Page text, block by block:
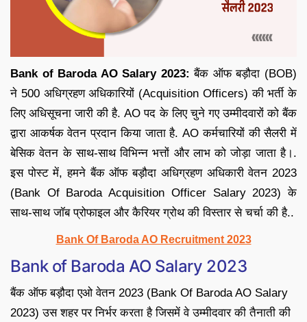
Bank of Baroda AO Salary 2023: बैंक ऑफ बड़ौदा (BOB)
ने 500 अधिग्रहण अधिकारियों (Acquisition Officers) की भर्ती के
लिए अधिसूचना जारी की है. AO पद के लिए चुने गए उम्मीदवारों को बैंक
द्वारा आकर्षक वेतन प्रदान किया जाता है. AO कर्मचारियों की सैलरी में
बेसिक वेतन के साथ-साथ विभिन्न भत्तों और लाभ को जोड़ा जाता है।.
इस पोस्ट में, हमने बैंक ऑफ बड़ौदा अधिग्रहण अधिकारी वेतन 2023
(Bank Of Baroda Acquisition Officer Salary 2023) के
साथ-साथ जॉब प्रोफाइल और कैरियर ग्रोथ की विस्तार से चर्चा की है..
Bank Of Baroda AO Recruitment 2023
Bank of Baroda AO Salary 2023
बैंक ऑफ बड़ौदा एओ वेतन 2023 (Bank Of Baroda AO Salary
2023) उस शहर पर निर्भर करता है जिसमें वे उम्मीदवार की तैनाती की